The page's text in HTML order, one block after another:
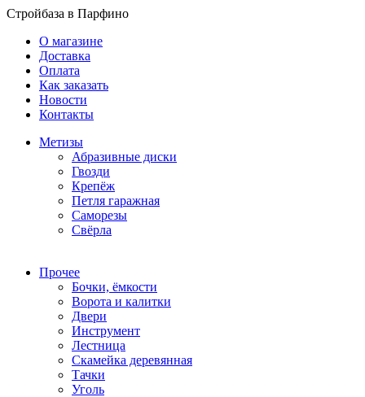
Стройбаза в Парфино
О магазине
Доставка
Оплата
Как заказать
Новости
Контакты
Метизы
Абразивные диски
Гвозди
Крепёж
Петля гаражная
Саморезы
Свёрла
Прочее
Бочки, ёмкости
Ворота и калитки
Двери
Инструмент
Лестница
Скамейка деревянная
Тачки
Уголь